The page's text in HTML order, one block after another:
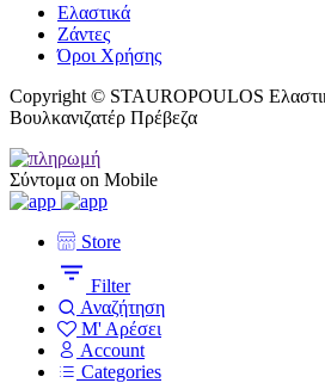
Ελαστικά
Ζάντες
Όροι Χρήσης
Copyright © STAUROPOULOS
Βουλκανιζατέρ Πρέβεζα
Σύντομα on Mobile
Store
Filter
Αναζήτηση
Μ' Αρέσει
Account
Categories